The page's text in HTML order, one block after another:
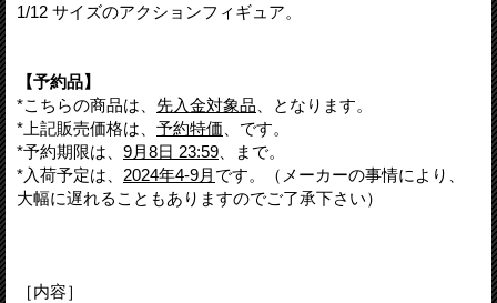
1/12 サイズのアクションフィギュア。
【予約品】
*こちらの商品は、 先入金対象品 、となります。
*上記販売価格は、 予約特価 、です。
*予約期限は、 9月8日 23:59 、まで。
*入荷予定は、 2024年4-9月 です。（メーカーの事情により、
大幅に遅れることもありますのでご了承下さい）
［内容］